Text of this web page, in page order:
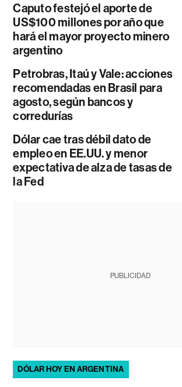
Caputo festejó el aporte de
US$100 millones por año que
hará el mayor proyecto minero
argentino
Petrobras, Itaú y Vale: acciones
recomendadas en Brasil para
agosto, según bancos y
corredurías
Dólar cae tras débil dato de
empleo en EE.UU. y menor
expectativa de alza de tasas de
la Fed
PUBLICIDAD
DÓLAR HOY EN ARGENTINA